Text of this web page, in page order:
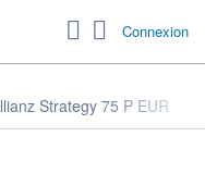
Connexion
Strategy 75 P EUR